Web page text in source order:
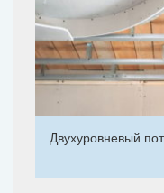
Двухуровневый